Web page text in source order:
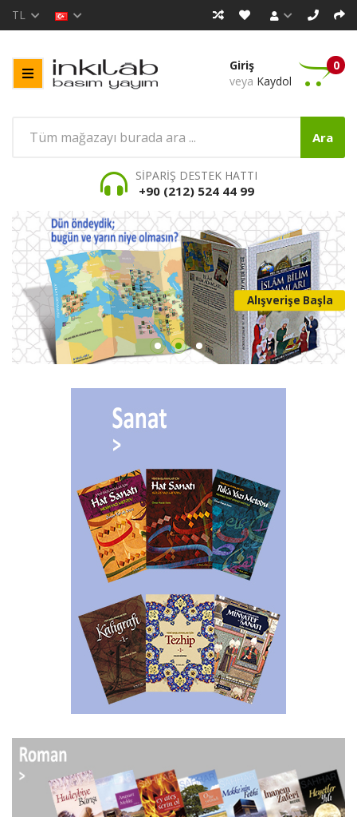
TL
Giriş
veya Kaydol
0
Ara
SİPARİŞ DESTEK HATTI
+90 (212) 524 44 99
Alışverişe Başla